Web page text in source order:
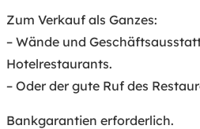
Zum Verkauf als Ganzes:
– Wände und
Hotelrestaurants.
– Oder der gute Ruf des
Bankgarantien erforderlich.